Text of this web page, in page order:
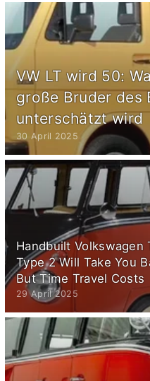
VW LT wird 50:
große Bruder des
unterschätzt wird
30 April 2025
Handbuilt Volkswagen
Type 2 Will Take You
But Time Travel Costs
29 April 2025